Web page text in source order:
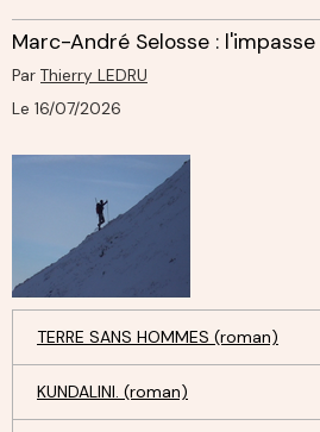
Marc-André Selosse :
Par Thierry LEDRU
Le 16/07/2026
TERRE SANS HOMMES (roman)
KUNDALINI. (roman)